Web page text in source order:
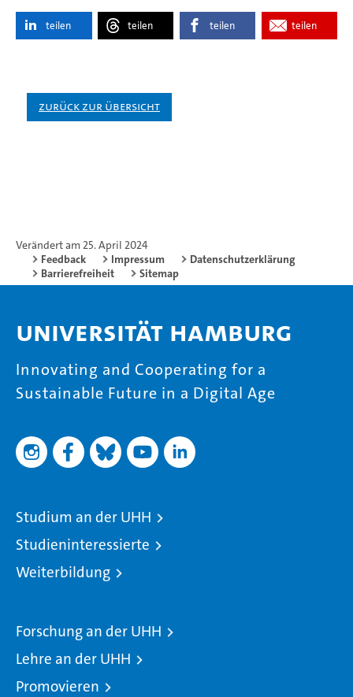
teilen teilen teilen teilen
Zurück zur Übersicht
Verändert am 25. April 2024
Feedback
Impressum
Datenschutzerklärung
Barrierefreiheit
Sitemap
Universität Hamburg
Innovating and Cooperating for a
Sustainable Future in a Digital Age
Studium an der UHH
Studieninteressierte
Weiterbildung
Forschung an der UHH
Lehre an der UHH
Promovieren